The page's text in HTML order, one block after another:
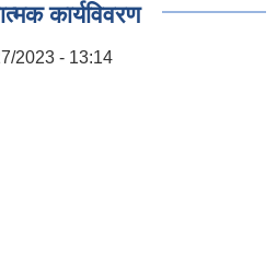
कार्यविवरण
2023 - 13:14